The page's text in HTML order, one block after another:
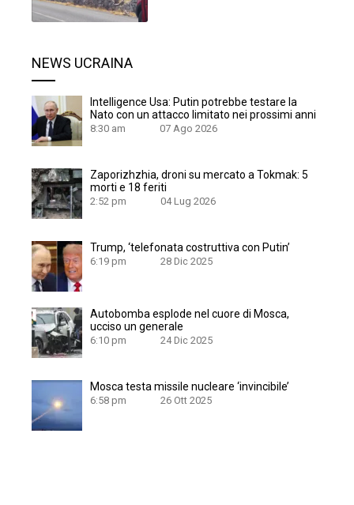
NEWS UCRAINA
Intelligence Usa: Putin potrebbe testare la
Nato con un attacco limitato nei prossimi anni
8:30 am 07 Ago 2026
Zaporizhzhia, droni su mercato a Tokmak: 5
morti e 18 feriti
2:52 pm 04 Lug 2026
Trump, ‘telefonata costruttiva con Putin’
6:19 pm 28 Dic 2025
Autobomba esplode nel cuore di Mosca,
ucciso un generale
6:10 pm 24 Dic 2025
Mosca testa missile nucleare ‘invincibile’
6:58 pm 26 Ott 2025